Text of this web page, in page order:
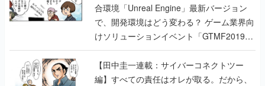
合環境「Unreal Engine」最新バージョン
で、開発環境はどう変わる？ ゲーム業界向
けソリューションイベント「GTMF2019」
に行って、より理解を深めよう【PR】
【田中圭一連載：サイバーコネクトツー
編】すべての責任はオレが取る。だから、